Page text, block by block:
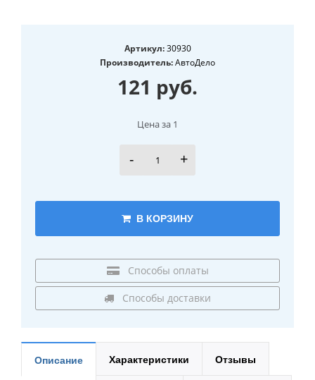
Артикул:30930
Производитель:АвтоДело
121 руб.
Цена за 1
- +
В КОРЗИНУ
Способы оплаты
Способы доставки
Описание Характеристики Отзывы